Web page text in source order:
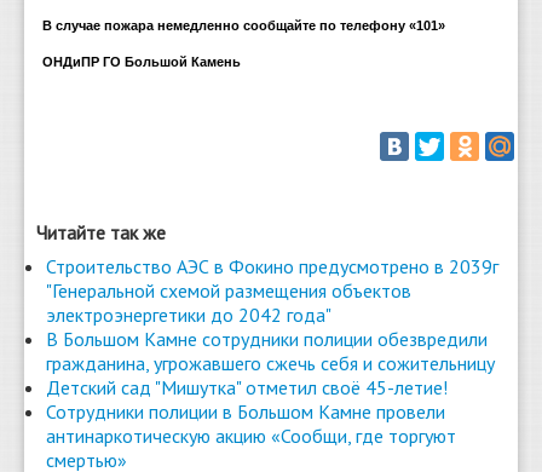
В случае пожара немедленно сообщайте по телефону «101»
ОНДиПР ГО Большой Камень
Читайте так же
Строительство АЭС в Фокино предусмотрено в 2039г
"Генеральной схемой размещения объектов
электроэнергетики до 2042 года"
В Большом Камне сотрудники полиции обезвредили
гражданина, угрожавшего сжечь себя и сожительницу
Детский сад "Мишутка" отметил своё 45-летие!
Сотрудники полиции в Большом Камне провели
антинаркотическую акцию «Сообщи, где торгуют
смертью»